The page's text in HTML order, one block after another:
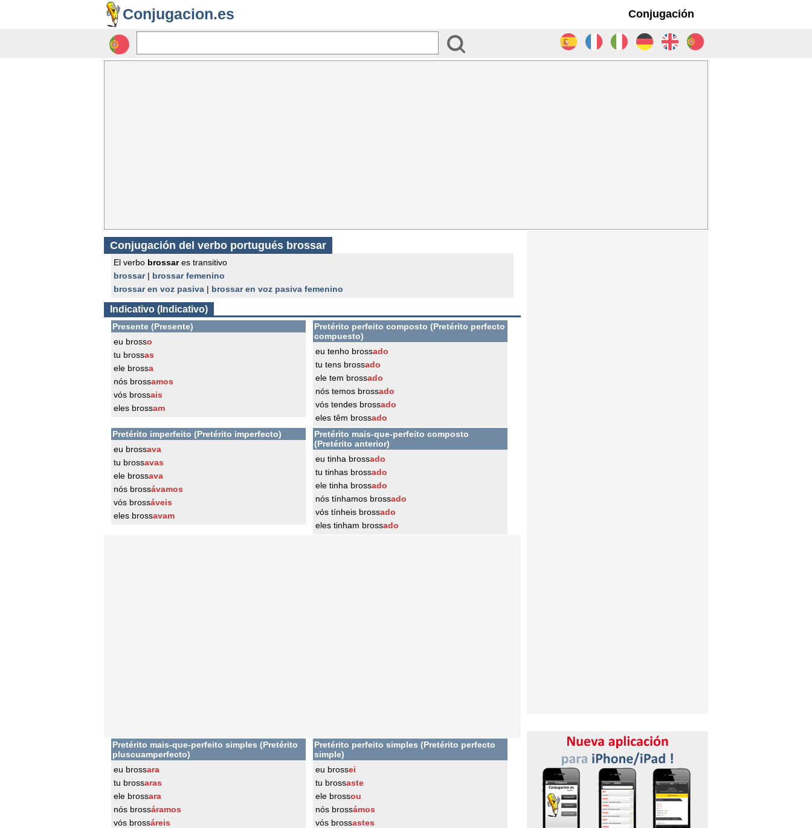
Conjugacion.es Conjugación
Conjugación del verbo portugués brossar
El verbo brossares transitivo
brossar| brossar femenino
brossar en voz pasiva | brossar en voz pasiva femenino
Indicativo (Indicativo)
Presente (Presente)
eu brosso
tu brossas
ele brossa
nós brossamos
vós brossais
eles brossam
Pretérito perfeito composto (Pretérito perfecto
compuesto)
eu tenho brossado
tu tens brossado
ele tem brossado
nós temos brossado
vós tendes brossado
eles têm brossado
Pretérito imperfeito (Pretérito imperfecto)
eu brossava
tu brossavas
ele brossava
nós brossávamos
vós brossáveis
eles brossavam
Pretérito mais-que-perfeito composto
(Pretérito anterior)
eu tinha brossado
tu tinhas brossado
ele tinha brossado
nós tínhamos brossado
vós tínheis brossado
eles tinham brossado
Pretérito mais-que-perfeito simples (Pretérito
pluscuamperfecto)
eu brossara
tu brossaras
ele brossara
nós brossáramos
vós brossáreis
Pretérito perfeito simples (Pretérito perfecto
simple)
eu brossei
tu brossaste
ele brossou
nós brossámos
vós brossastes